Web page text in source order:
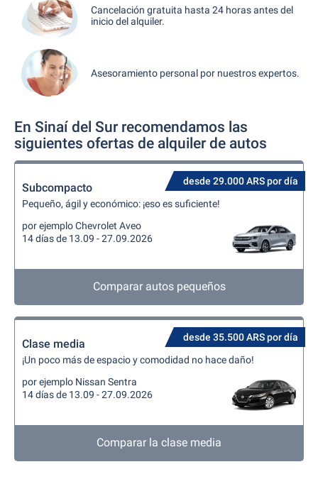
Cancelación gratuita hasta 24 horas antes del
inicio del alquiler.
Asesoramiento personal por nuestros expertos.
En Sinaí del Sur recomendamos las
siguientes ofertas de alquiler de autos
desde 29.000 ARS por día
Subcompacto
Pequeño, ágil y económico: ¡eso es suficiente!
por ejemplo Chevrolet Aveo
14 días de 13.09 - 27.09.2026
Comparar autos pequeños
desde 35.500 ARS por día
Clase media
¡Un poco más de espacio y comodidad no hace daño!
por ejemplo Nissan Sentra
14 días de 13.09 - 27.09.2026
Comparar la clase media